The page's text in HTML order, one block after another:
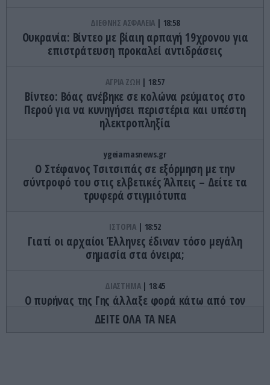
ΔΙΕΘΝΗΣ ΑΣΦΑΛΕΙΑ 18:58
Ουκρανία: Βίντεο με βίαιη αρπαγή 19χρονου για
επιστράτευση προκαλεί αντιδράσεις
ΑΓΡΙΑ ΖΩΗ 18:57
Βίντεο: Βόας ανέβηκε σε κολώνα ρεύματος στο
Περού για να κυνηγήσει περιστέρια και υπέστη
ηλεκτροπληξία
ygeiamasnews.gr
Ο Στέφανος Τσιτσιπάς σε εξόρμηση με την
σύντροφό του στις ελβετικές Άλπεις – Δείτε τα
τρυφερά στιγμιότυπα
ΙΣΤΟΡΙΑ 18:52
Γιατί οι αρχαίοι Έλληνες έδιναν τόσο μεγάλη
σημασία στα όνειρα;
ΔΙΑΣΤΗΜΑ 18:45
Ο πυρήνας της Γης άλλαξε φορά κάτω από τον
Ειρηνικό – Τι κατέγραψαν οι επιστήμονες
ΔΕΙΤΕ ΟΛΑ ΤΑ ΝΕΑ